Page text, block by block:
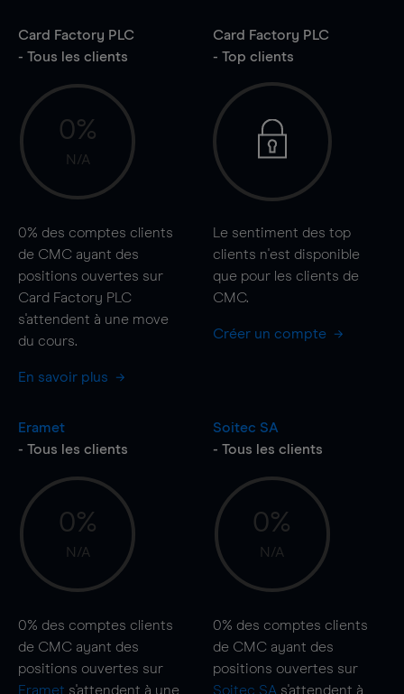
Card Factory PLC
- Tous les clients
0%
N/A
0% des comptes clients
de CMC ayant des
positions ouvertes sur
Card Factory PLC
s'attendent à une move
du cours.
En savoir plus
Card Factory PLC
- Top clients
Le sentiment des top
clients n'est disponible
que pour les clients de
CMC.
Créer un compte
Eramet
- Tous les clients
0%
N/A
0% des comptes clients
de CMC ayant des
positions ouvertes sur
Eramet s'attendent à une
Soitec SA
- Tous les clients
0%
N/A
0% des comptes clients
de CMC ayant des
positions ouvertes sur
Soitec SA s'attendent à